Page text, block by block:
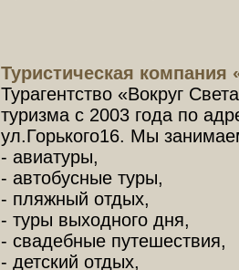
Туристическая компания
Турагентство «Вокруг
туризма с 2003 года по
ул.Горького16. Мы
- авиатуры,
- автобусные туры,
- пляжный отдых,
- туры выходного дня,
- свадебные путешествия,
- детский отдых,